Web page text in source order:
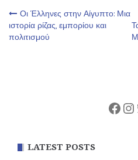
Πλοήγηση
άρθρων
Οι Έλληνες στην Αίγυπτο: Μια
ιστορία ρίζας, εμπορίου και
πολιτισμού
LATEST POSTS